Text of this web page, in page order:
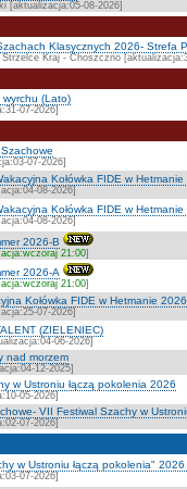
[aktualizacja:05-08-2026]
Klasycznych 2026- Strefa
Kraj - Choszczno
wyrchu (Lato)
07-2026]
07-2026]
Kołówka FIDE w
08-2026]
Kołówka FIDE w
08-2026]
2026-B
21:00]
2026-A
21:00]
Kołówka FIDE w Hetmanie
07-2026]
(ZIELENIEC)
06-2026]
nad morzem
12-2025]
w Ustroniu łączą pokolenia 2026
05-2026]
VII Festiwal Szachy w
07-2026]
w Ustroniu łączą pokolenia"
07-2026]